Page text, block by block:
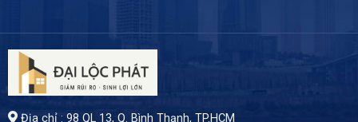
Địa chỉ : 98 QL 13, Q. Bình Thạnh, TP.HCM